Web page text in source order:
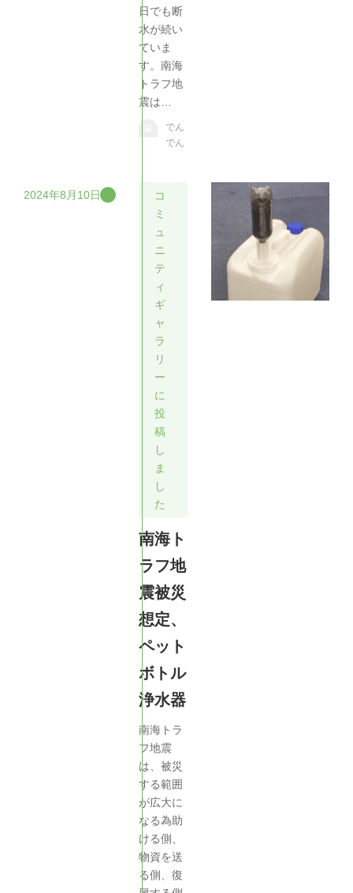
日でも断
水が続い
ていま
す。南海
トラフ地
震は…
でん
でん
2024年8月10日
コ
ミ
ュ
ニ
テ
ィ
ギ
ャ
ラ
リ
ー
に
投
稿
し
ま
し
た
南海ト
ラフ地
震被災
想定、
ペット
ボトル
浄水器
南海トラ
フ地震
は、被災
する範囲
が広大に
なる為助
ける側、
物資を送
る側、復